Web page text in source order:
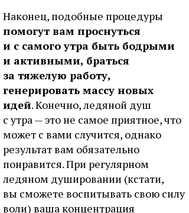
Наконец, подобные процедуры
помогут вам проснуться
и с самого утра быть бодрыми
и активными, браться
за тяжелую работу,
генерировать массу новых
идей. Конечно, ледяной душ
с утра — это не самое приятное, что
может с вами случится, однако
результат вам обязательно
понравится. При регулярном
ледяном душировании (кстати,
вы сможете воспитывать свою силу
воли) ваша концентрация